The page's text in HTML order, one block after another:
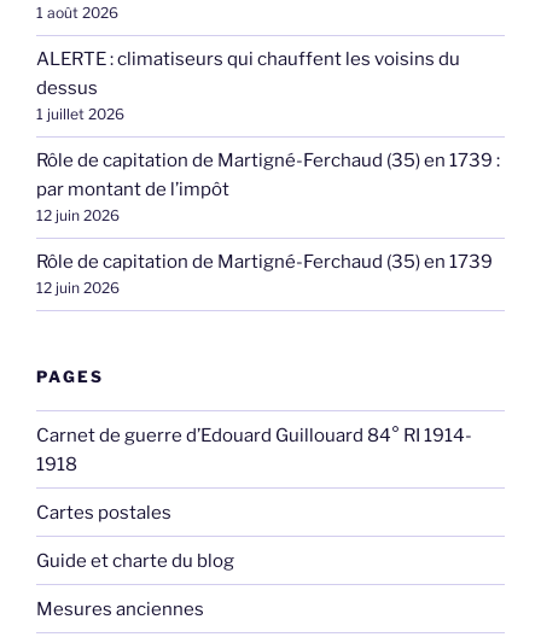
1 août 2026
ALERTE : climatiseurs qui chauffent les voisins du
dessus
1 juillet 2026
Rôle de capitation de Martigné-Ferchaud (35) en 1739 :
par montant de l’impôt
12 juin 2026
Rôle de capitation de Martigné-Ferchaud (35) en 1739
12 juin 2026
PAGES
Carnet de guerre d’Edouard Guillouard 84° RI 1914-
1918
Cartes postales
Guide et charte du blog
Mesures anciennes